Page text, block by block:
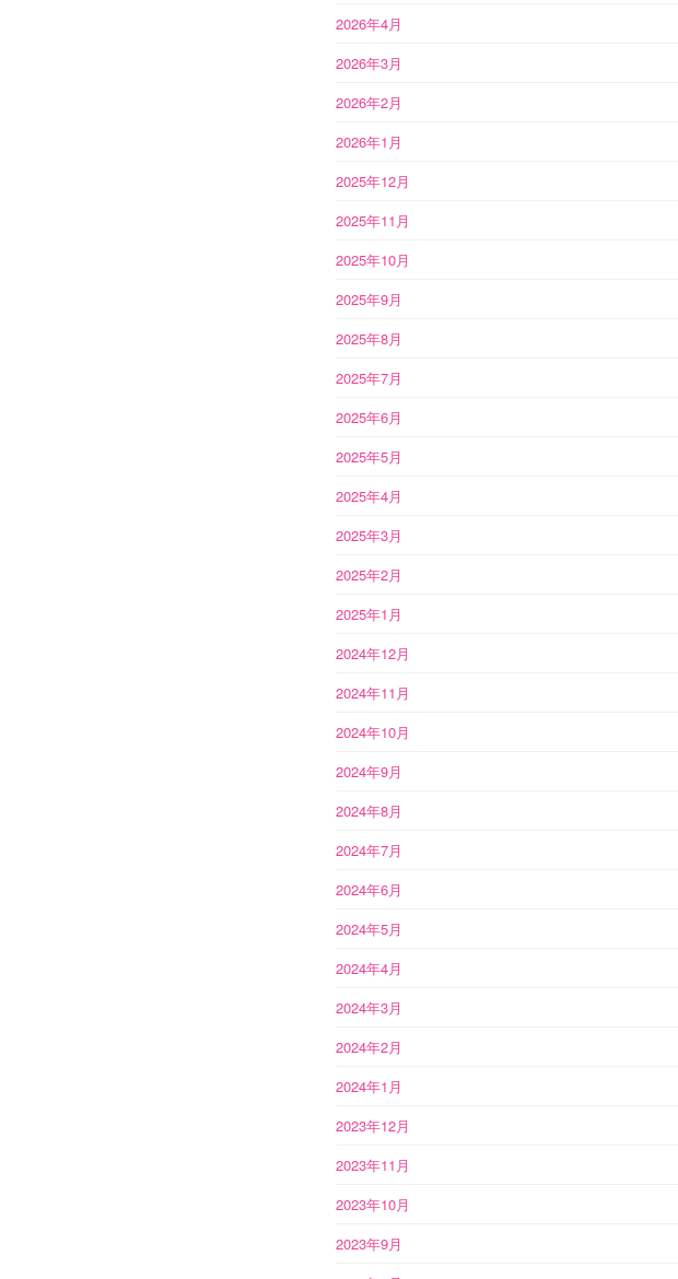
2026年4月
2026年3月
2026年2月
2026年1月
2025年12月
2025年11月
2025年10月
2025年9月
2025年8月
2025年7月
2025年6月
2025年5月
2025年4月
2025年3月
2025年2月
2025年1月
2024年12月
2024年11月
2024年10月
2024年9月
2024年8月
2024年7月
2024年6月
2024年5月
2024年4月
2024年3月
2024年2月
2024年1月
2023年12月
2023年11月
2023年10月
2023年9月